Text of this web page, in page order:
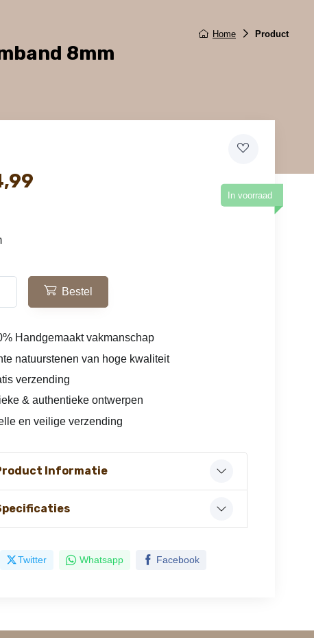
Home Product
8mm
In voorraad
Bestel
Handgemaakt vakmanschap
natuurstenen van hoge kwaliteit
verzending
& authentieke ontwerpen
en veilige verzending
Informatie
Twitter Whatsapp Facebook